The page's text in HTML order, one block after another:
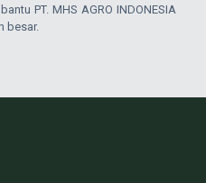
PT. MHS AGRO INDONESIA
besar.